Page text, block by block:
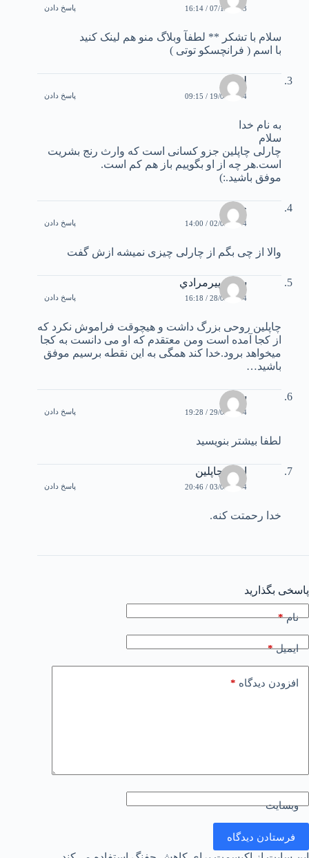
07/12/2003 / 16:14 پاسخ دادن
سلام با تشکر ** لطفآ وبلاگ منو هم لينک کنيد
با اسم ( فرانچسکو توتی )
لئو
19/01/2004 / 09:15 پاسخ دادن
به نام خدا
سلام
چارلی چاپلين جزو کسانی است که وارث رنج بشريت
است.هر چه از او بگوييم باز هم کم است.
موفق باشيد.:)
حمید
02/02/2004 / 14:00 پاسخ دادن
والا از چی بگم از چارلی چیزی نمیشه ازش گفت
سعيد پيرمرادي
28/03/2004 / 16:18 پاسخ دادن
چاپلين روحی بزرگ داشت و هيچوقت فراموش نکرد که
از کجا آمده است ومن معتقدم که او می دانست به کجا
ميخواهد برود.خدا کند همگی به این نقطه برسيم موفق
باشيد…
شيذر
29/03/2004 / 19:28 پاسخ دادن
لطفا بيشتر بنويسيد
امين چاپلين
03/05/2004 / 20:46 پاسخ دادن
خدا رحمتت کنه.
پاسخی بگذارید
نام*
ایمیل*
افزودن دیدگاه *
وبسایت
فرستادن دیدگاه